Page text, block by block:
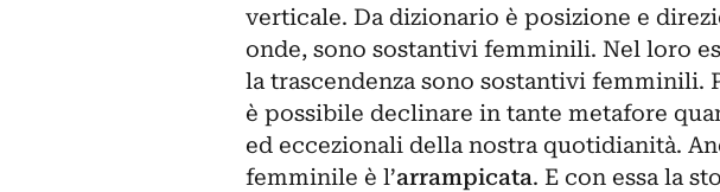
verticale. Da dizionario è posizione e
onde, sono sostantivi femminili. Nel loro
la trascendenza sono sostantivi femminili.
è possibile declinare in tante metafore
ed eccezionali della nostra quotidianità.
femminile è l’arrampicata. E con essa la